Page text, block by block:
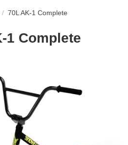
/ 70L AK-1 Complete
1 Complete